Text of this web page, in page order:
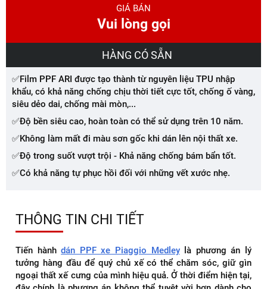
GIÁ BÁN
Vui lòng gọi
HÀNG CÓ SẴN
✅Film PPF ARI được tạo thành từ nguyên liệu TPU nhập
khẩu, có khả năng chống chịu thời tiết cực tốt, chống ố vàng,
siêu dẻo dai, chống mài mòn,...
✅Độ bền siêu cao, hoàn toàn có thể sử dụng trên 10 năm.
✅Không làm mất đi màu sơn gốc khi dán lên nội thất xe.
✅Độ trong suốt vượt trội - Khả năng chống bám bẩn tốt.
✅Có khả năng tự phục hồi đối với những vết xước nhẹ.
THÔNG TIN CHI TIẾT
Tiến hànhdán PPF xe Piaggio Medleylà phương án lý
tưởng hàng đầu để quý chủ xế có thể chăm sóc, giữ gìn
ngoại thất xế cưng của mình hiệu quả. Ở thời điểm hiện tại,